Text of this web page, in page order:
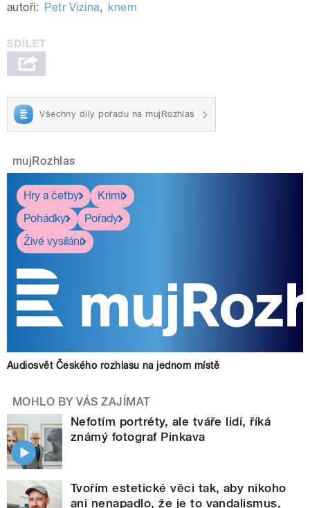
autoři: Petr Vizina, knem
Všechny díly pořadu na mujRozhlas
mujRozhlas
Hry a četby
Krimi
Pohádky
Pořady
Živé vysílání
Audiosvět Českého rozhlasu na jednom místě
MOHLO BY VÁS ZAJÍMAT
Nefotím portréty, ale tváře lidí, říká
známý fotograf Pinkava
Tvořím estetické věci tak, aby nikoho
ani nenapadlo, že je to vandalismus,